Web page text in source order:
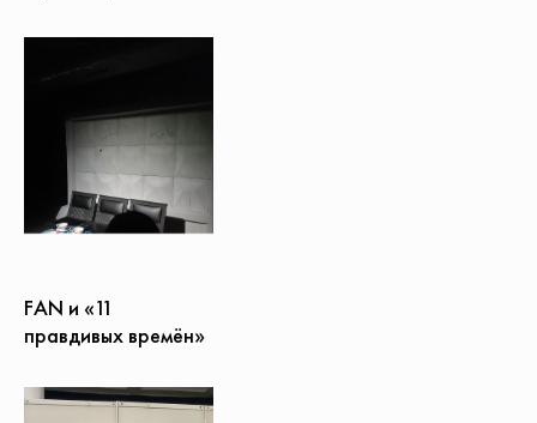
FAN и «11
правдивых времён»